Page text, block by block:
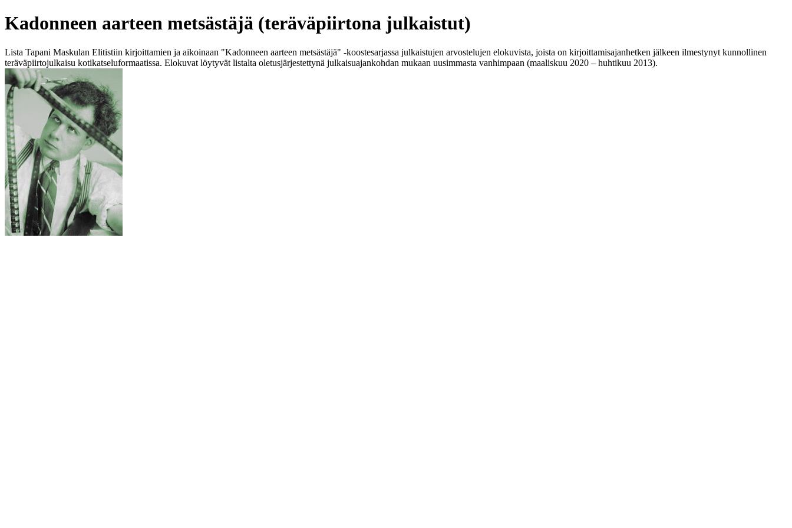
Kadonneen aarteen metsästäjä (teräväpiirtona julkaistut)
Lista Tapani Maskulan Elitistiin kirjoittamien ja aikoinaan "Kadonneen aarteen metsästäjä" -koostesarjassa julkaistujen arvostelujen elokuvista, joista on kirjoittamisajanhetken jälkeen ilmestynyt kunnollinen
teräväpiirtojulkaisu kotikatseluformaatissa. Elokuvat löytyvät listalta oletusjärjestettynä julkaisuajankohdan mukaan uusimmasta vanhimpaan (maaliskuu 2020 – huhtikuu 2013).